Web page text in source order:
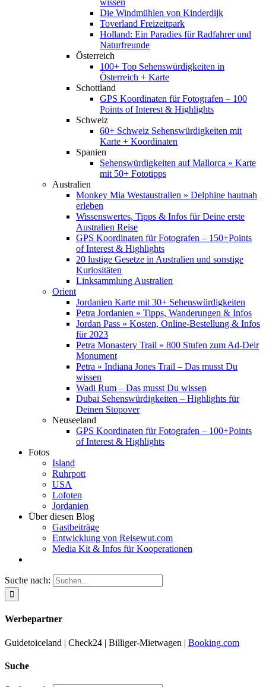
wissen
Die Windmühlen von Kinderdijk
Toverland Freizeitpark
Holland: Ein Paradies für Radfahrer und
Naturfreunde
Österreich
100+ Top Sehenswürdigkeiten in
Österreich + Karte
Schottland
GPS Koordinaten für Fotografen – 100
Points of Interest & Highlights
Schweiz
60+ Schweiz Sehenswürdigkeiten mit
Karte + Koordinaten
Spanien
Sehenswürdigkeiten auf Mallorca » Karte
mit 50+ Fototipps
Australien
Monkey Mia Westaustralien » Delphine hautnah
erleben
Wissenswertes, Tipps & Infos für Deine erste
Australien Reise
GPS Koordinaten für Fotografen – 150+Points
of Interest & Highlights
20 lustige Gesetze in Australien und sonstige
Kuriositäten
Linksammlung Australien
Orient
Jordanien Karte mit 30+ Sehenswürdigkeiten
Petra Jordanien » Tipps, Wanderungen & Infos
Jordan Pass » Kosten, Online-Bestellung & Infos
für 2023
Petra Monastery Trail » 800 Stufen zum Ad-Deir
Monument
Petra » Indiana Jones Trail – Das musst Du
wissen
Wadi Rum – Das musst Du wissen
Dubai Sehenswürdigkeiten – Highlights für
Deinen Stopover
Neuseeland
GPS Koordinaten für Fotografen – 100+Points
of Interest & Highlights
Fotos
Island
Ruhrpott
USA
Lofoten
Jordanien
Über diesen Blog
Gastbeiträge
Entwicklung von Reisewut.com
Media Kit & Infos für Kooperationen
Suche nach:
Werbepartner
Guidetoiceland | Check24 | Billiger-Mietwagen | Booking.com
Suche